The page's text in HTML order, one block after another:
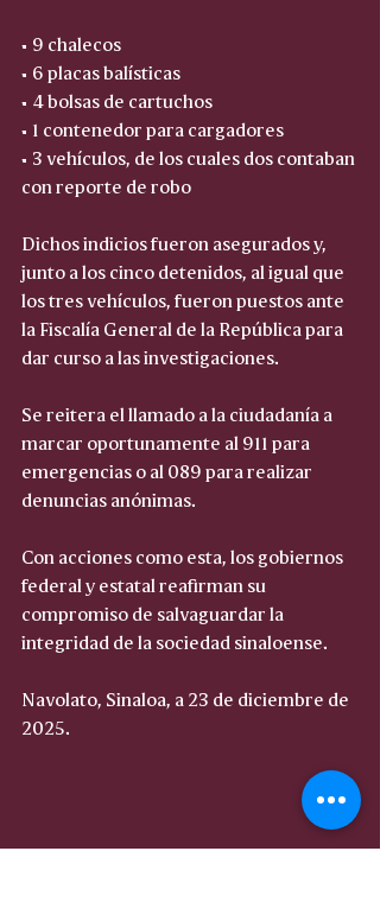
• 9 chalecos
• 6 placas balísticas
• 4 bolsas de cartuchos
• 1 contenedor para cargadores
• 3 vehículos, de los cuales dos contaban
con reporte de robo
Dichos indicios fueron asegurados y,
junto a los cinco detenidos, al igual que
los tres vehículos, fueron puestos ante
la Fiscalía General de la República para
dar curso a las investigaciones.
Se reitera el llamado a la ciudadanía a
marcar oportunamente al 911 para
emergencias o al 089 para realizar
denuncias anónimas.
Con acciones como esta, los gobiernos
federal y estatal reafirman su
compromiso de salvaguardar la
integridad de la sociedad sinaloense.
Navolato, Sinaloa, a 23 de diciembre de
2025.